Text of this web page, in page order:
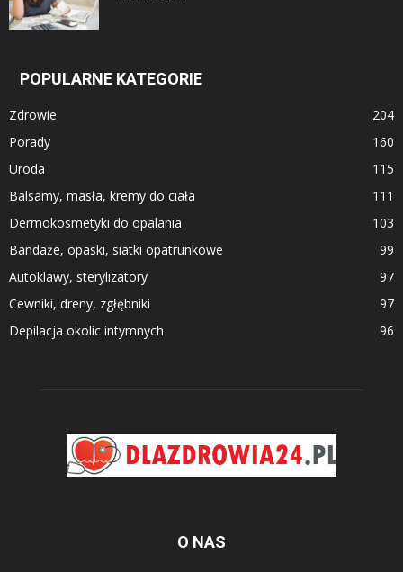
POPULARNE KATEGORIE
Zdrowie
204
Porady
160
Uroda
115
Balsamy, masła, kremy do ciała
111
Dermokosmetyki do opalania
103
Bandaże, opaski, siatki opatrunkowe
99
Autoklawy, sterylizatory
97
Cewniki, dreny, zgłębniki
97
Depilacja okolic intymnych
96
O NAS